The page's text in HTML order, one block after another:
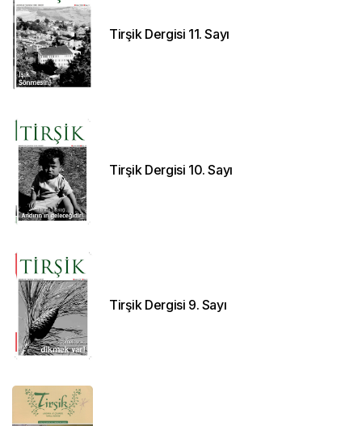
Tirşik Dergisi 11. Sayı
Tirşik Dergisi 10. Sayı
Tirşik Dergisi 9. Sayı